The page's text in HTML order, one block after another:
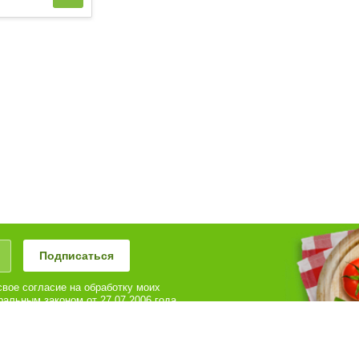
Подписаться
согласие на обработку моих
законом от 27.07.2006 года